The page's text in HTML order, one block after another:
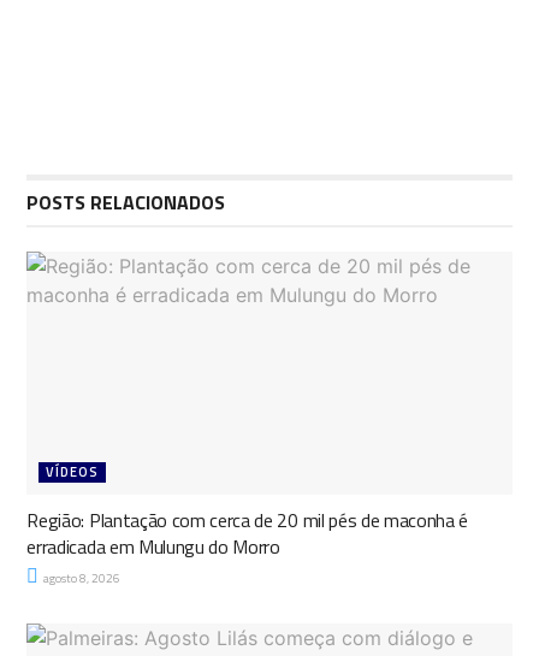
POSTS RELACIONADOS
VÍDEOS
Região: Plantação com cerca de 20 mil pés de maconha é
erradicada em Mulungu do Morro
agosto 8, 2026